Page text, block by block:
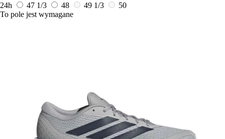
24h
47 1/3 48 49 1/3
50
To pole jest wymagane